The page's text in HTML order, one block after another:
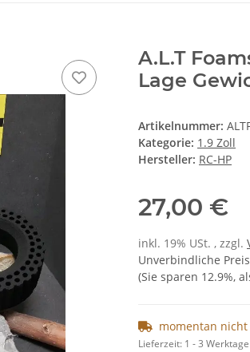
A.L.T
Lage
Artikelnummer:
Kategorie: 1.9 Zoll
Hersteller: RC-HP
27,00 €
inkl. 19% USt. , zzgl.
Unverbindliche
(Sie sparen 12.9%,
momentan nicht
Lieferzeit: 1 - 3 Werktage